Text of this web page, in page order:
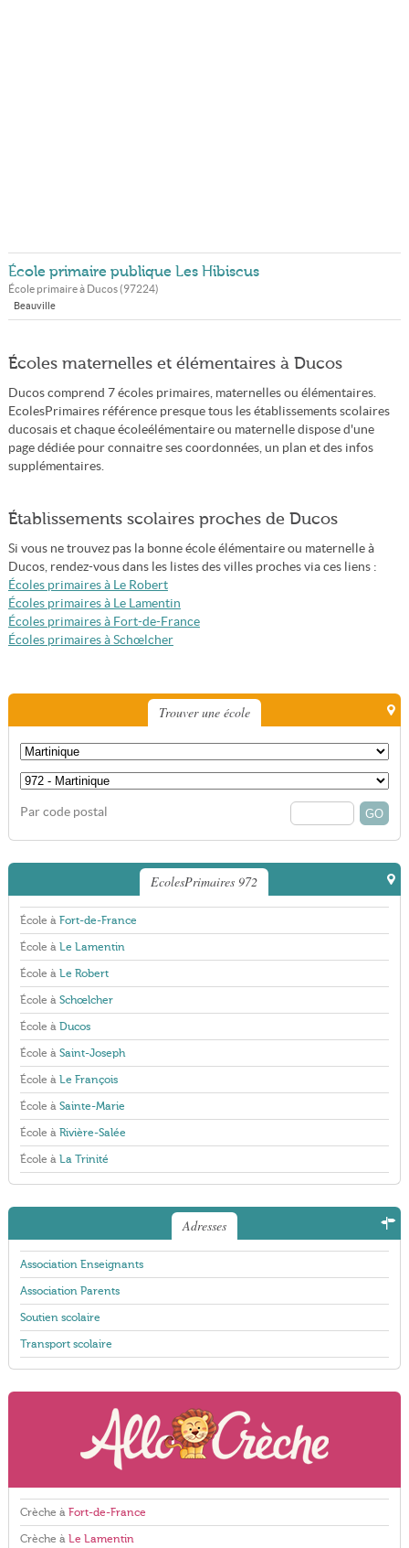
École primaire publique Les Hibiscus
École primaire à Ducos(97224)
Beauville
Écoles maternelles et élémentaires à Ducos
Ducos comprend 7 écoles primaires, maternelles ou élémentaires.
EcolesPrimaires référence presque tous les établissements scolaires
ducosais et chaque écoleélémentaire ou maternelle dispose d'une
page dédiée pour connaitre ses coordonnées, un plan et des infos
supplémentaires.
Établissements scolaires proches de Ducos
Si vous ne trouvez pas la bonne école élémentaire ou maternelle à
Ducos, rendez-vous dans les listes des villes proches via ces liens :
Écoles primaires à Le Robert
Écoles primaires à Le Lamentin
Écoles primaires à Fort-de-France
Écoles primaires à Schœlcher
Trouver une école
Par code postal
EcolesPrimaires 972
École à Fort-de-France
École à Le Lamentin
École à Le Robert
École à Schœlcher
École à Ducos
École à Saint-Joseph
École à Le François
École à Sainte-Marie
École à Rivière-Salée
École à La Trinité
Adresses
Association Enseignants
Association Parents
Soutien scolaire
Transport scolaire
Crèche à Fort-de-France
Crèche à Le Lamentin